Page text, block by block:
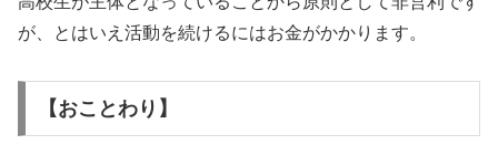
が、とはいえ活動を続けるにはお金がかかります。
【おことわり】